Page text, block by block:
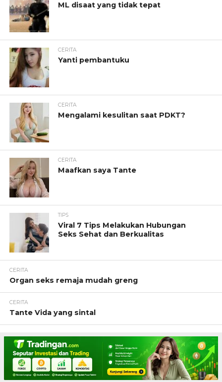
ML disaat yang tidak tepat
CERITA
Yanti pembantuku
CERITA
Mengalami kesulitan saat PDKT?
CERITA
Maafkan saya Tante
TIPS
Viral 7 Tips Melakukan Hubungan
Seks Sehat dan Berkualitas
CERITA
Organ seks remaja mudah greng
CERITA
Tante Vida yang sintal